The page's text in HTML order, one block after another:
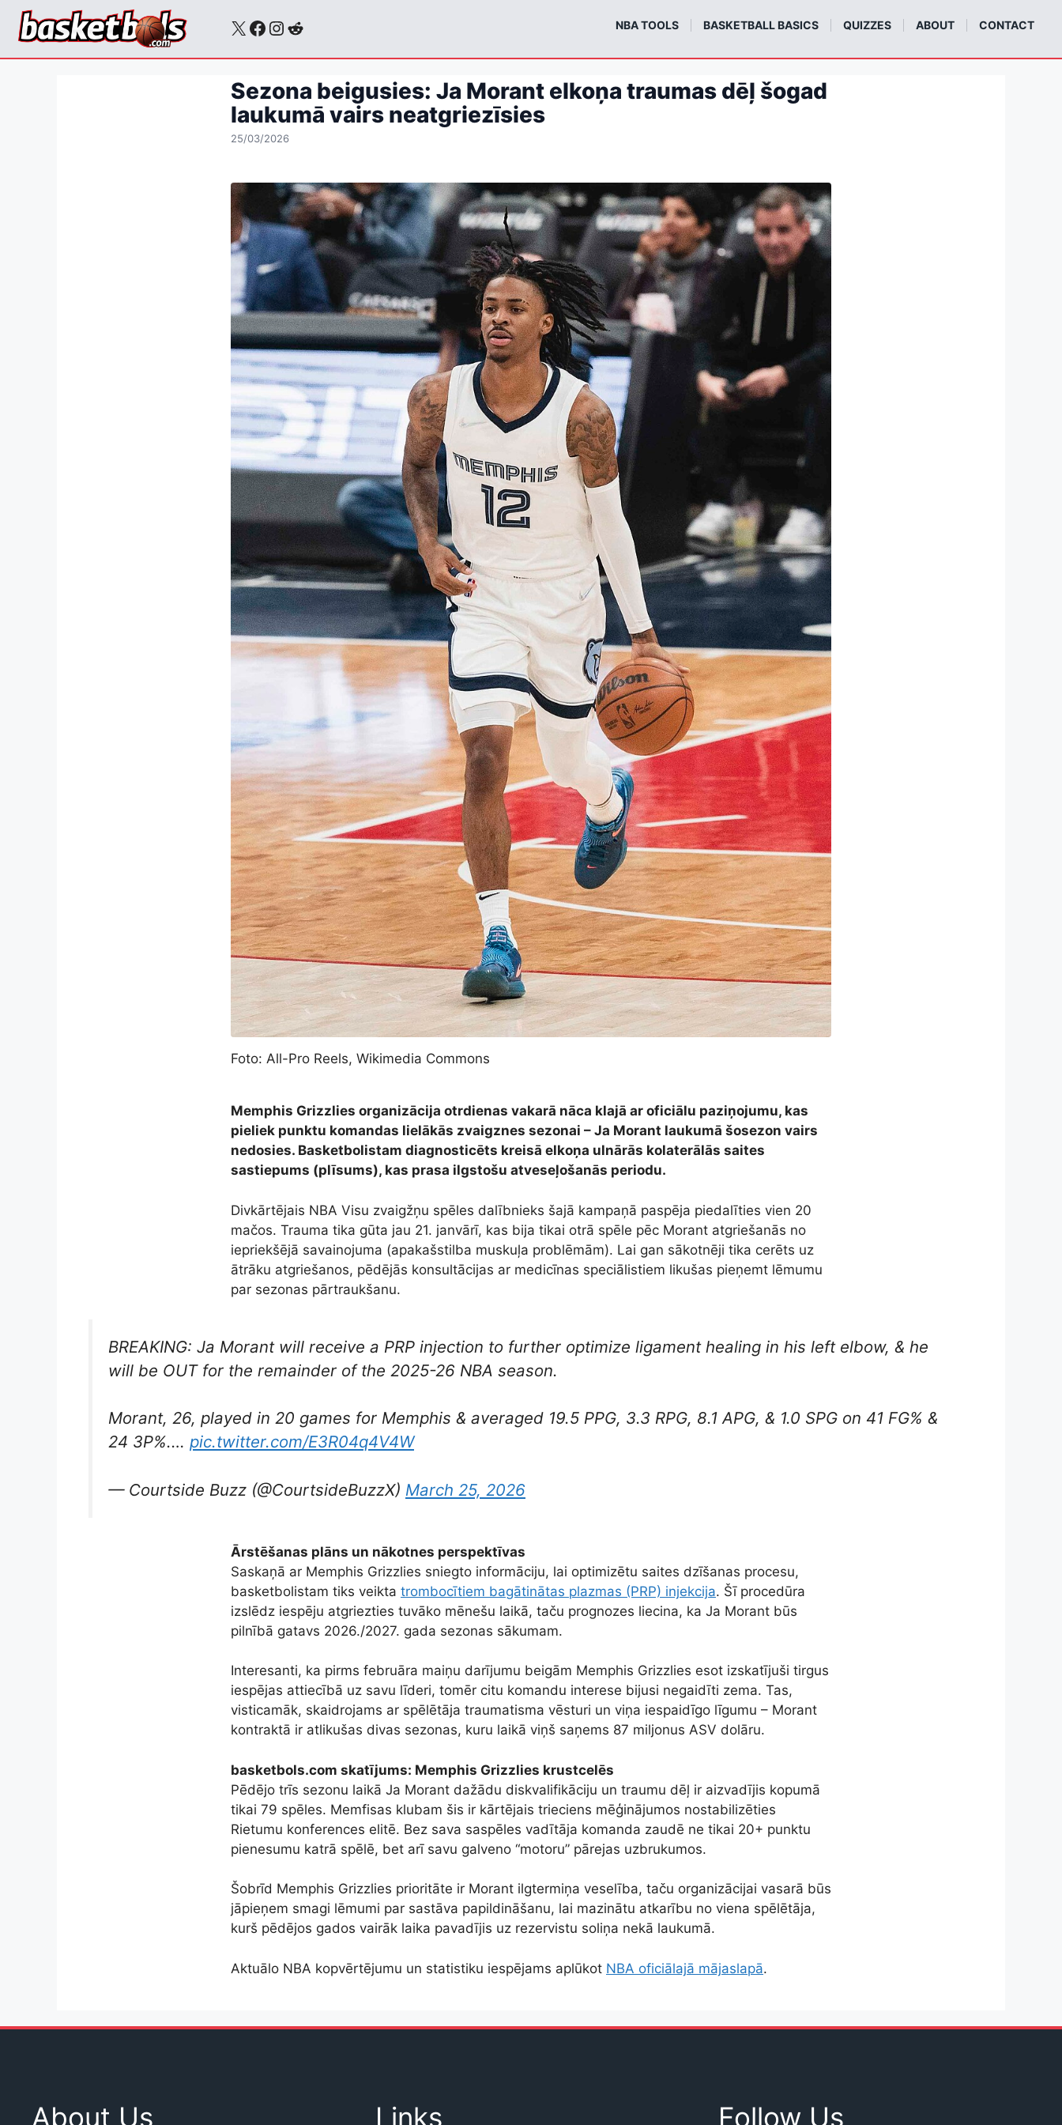
Skip
X Facebook
Instagram
Reddit NBA TOOLS BASKETBALL BASICS QUIZZES ABOUT CONTACT
Sezona beigusies: Ja Morant elkoņa traumas dēļ šogad
laukumā vairs neatgriezīsies
25/03/2026
Foto: All-Pro Reels, Wikimedia Commons
Memphis Grizzlies organizācija otrdienas vakarā nāca klajā ar oficiālu paziņojumu, kas
pieliek punktu komandas lielākās zvaigznes sezonai – Ja Morant laukumā šosezon vairs
nedosies. Basketbolistam diagnosticēts kreisā elkoņa ulnārās kolaterālās saites
sastiepums (plīsums), kas prasa ilgstošu atveseļošanās periodu.
Divkārtējais NBA Visu zvaigžņu spēles dalībnieks šajā kampaņā paspēja piedalīties vien 20
mačos. Trauma tika gūta jau 21. janvārī, kas bija tikai otrā spēle pēc Morant atgriešanās no
iepriekšējā savainojuma (apakašstilba muskuļa problēmām). Lai gan sākotnēji tika cerēts uz
ātrāku atgriešanos, pēdējās konsultācijas ar medicīnas speciālistiem likušas pieņemt lēmumu
par sezonas pārtraukšanu.
BREAKING: Ja Morant will receive a PRP injection to further optimize ligament healing in his left elbow, & he
will be OUT for the remainder of the 2025-26 NBA season.
Morant, 26, played in 20 games for Memphis & averaged 19.5 PPG, 3.3 RPG, 8.1 APG, & 1.0 SPG on 41 FG% &
24 3P%.… pic.twitter.com/E3R04q4V4W
— Courtside Buzz (@CourtsideBuzzX) March 25, 2026
Ārstēšanas plāns un nākotnes perspektīvas
Saskaņā ar Memphis Grizzlies sniegto informāciju, lai optimizētu saites dzīšanas procesu,
basketbolistam tiks veikta trombocītiem bagātinātas plazmas (PRP) injekcija. Šī procedūra
izslēdz iespēju atgriezties tuvāko mēnešu laikā, taču prognozes liecina, ka Ja Morant būs
pilnībā gatavs 2026./2027. gada sezonas sākumam.
Interesanti, ka pirms februāra maiņu darījumu beigām Memphis Grizzlies esot izskatījuši tirgus
iespējas attiecībā uz savu līderi, tomēr citu komandu interese bijusi negaidīti zema. Tas,
visticamāk, skaidrojams ar spēlētāja traumatisma vēsturi un viņa iespaidīgo līgumu – Morant
kontraktā ir atlikušas divas sezonas, kuru laikā viņš saņems 87 miljonus ASV dolāru.
basketbols.com skatījums: Memphis Grizzlies krustcelēs
Pēdējo trīs sezonu laikā Ja Morant dažādu diskvalifikāciju un traumu dēļ ir aizvadījis kopumā
tikai 79 spēles. Memfisas klubam šis ir kārtējais trieciens mēģinājumos nostabilizēties
Rietumu konferences elitē. Bez sava saspēles vadītāja komanda zaudē ne tikai 20+ punktu
pienesumu katrā spēlē, bet arī savu galveno “motoru” pārejas uzbrukumos.
Šobrīd Memphis Grizzlies prioritāte ir Morant ilgtermiņa veselība, taču organizācijai vasarā būs
jāpieņem smagi lēmumi par sastāva papildināšanu, lai mazinātu atkarību no viena spēlētāja,
kurš pēdējos gados vairāk laika pavadījis uz rezervistu soliņa nekā laukumā.
Aktuālo NBA kopvērtējumu un statistiku iespējams aplūkot NBA oficiālajā mājaslapā.
About Us Links Follow Us